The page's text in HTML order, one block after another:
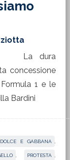
La dura
concessione
1 e le
Bardini
DOLCE E GABBANA
PROTESTA